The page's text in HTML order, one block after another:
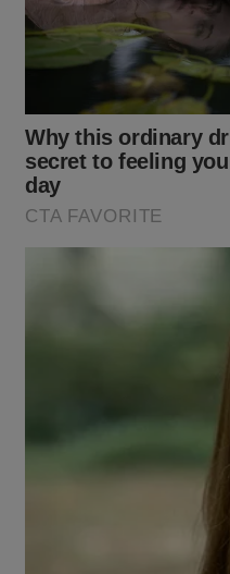
A eleição está
Já garantiu a sua
Tudo isso e muito mais
https://